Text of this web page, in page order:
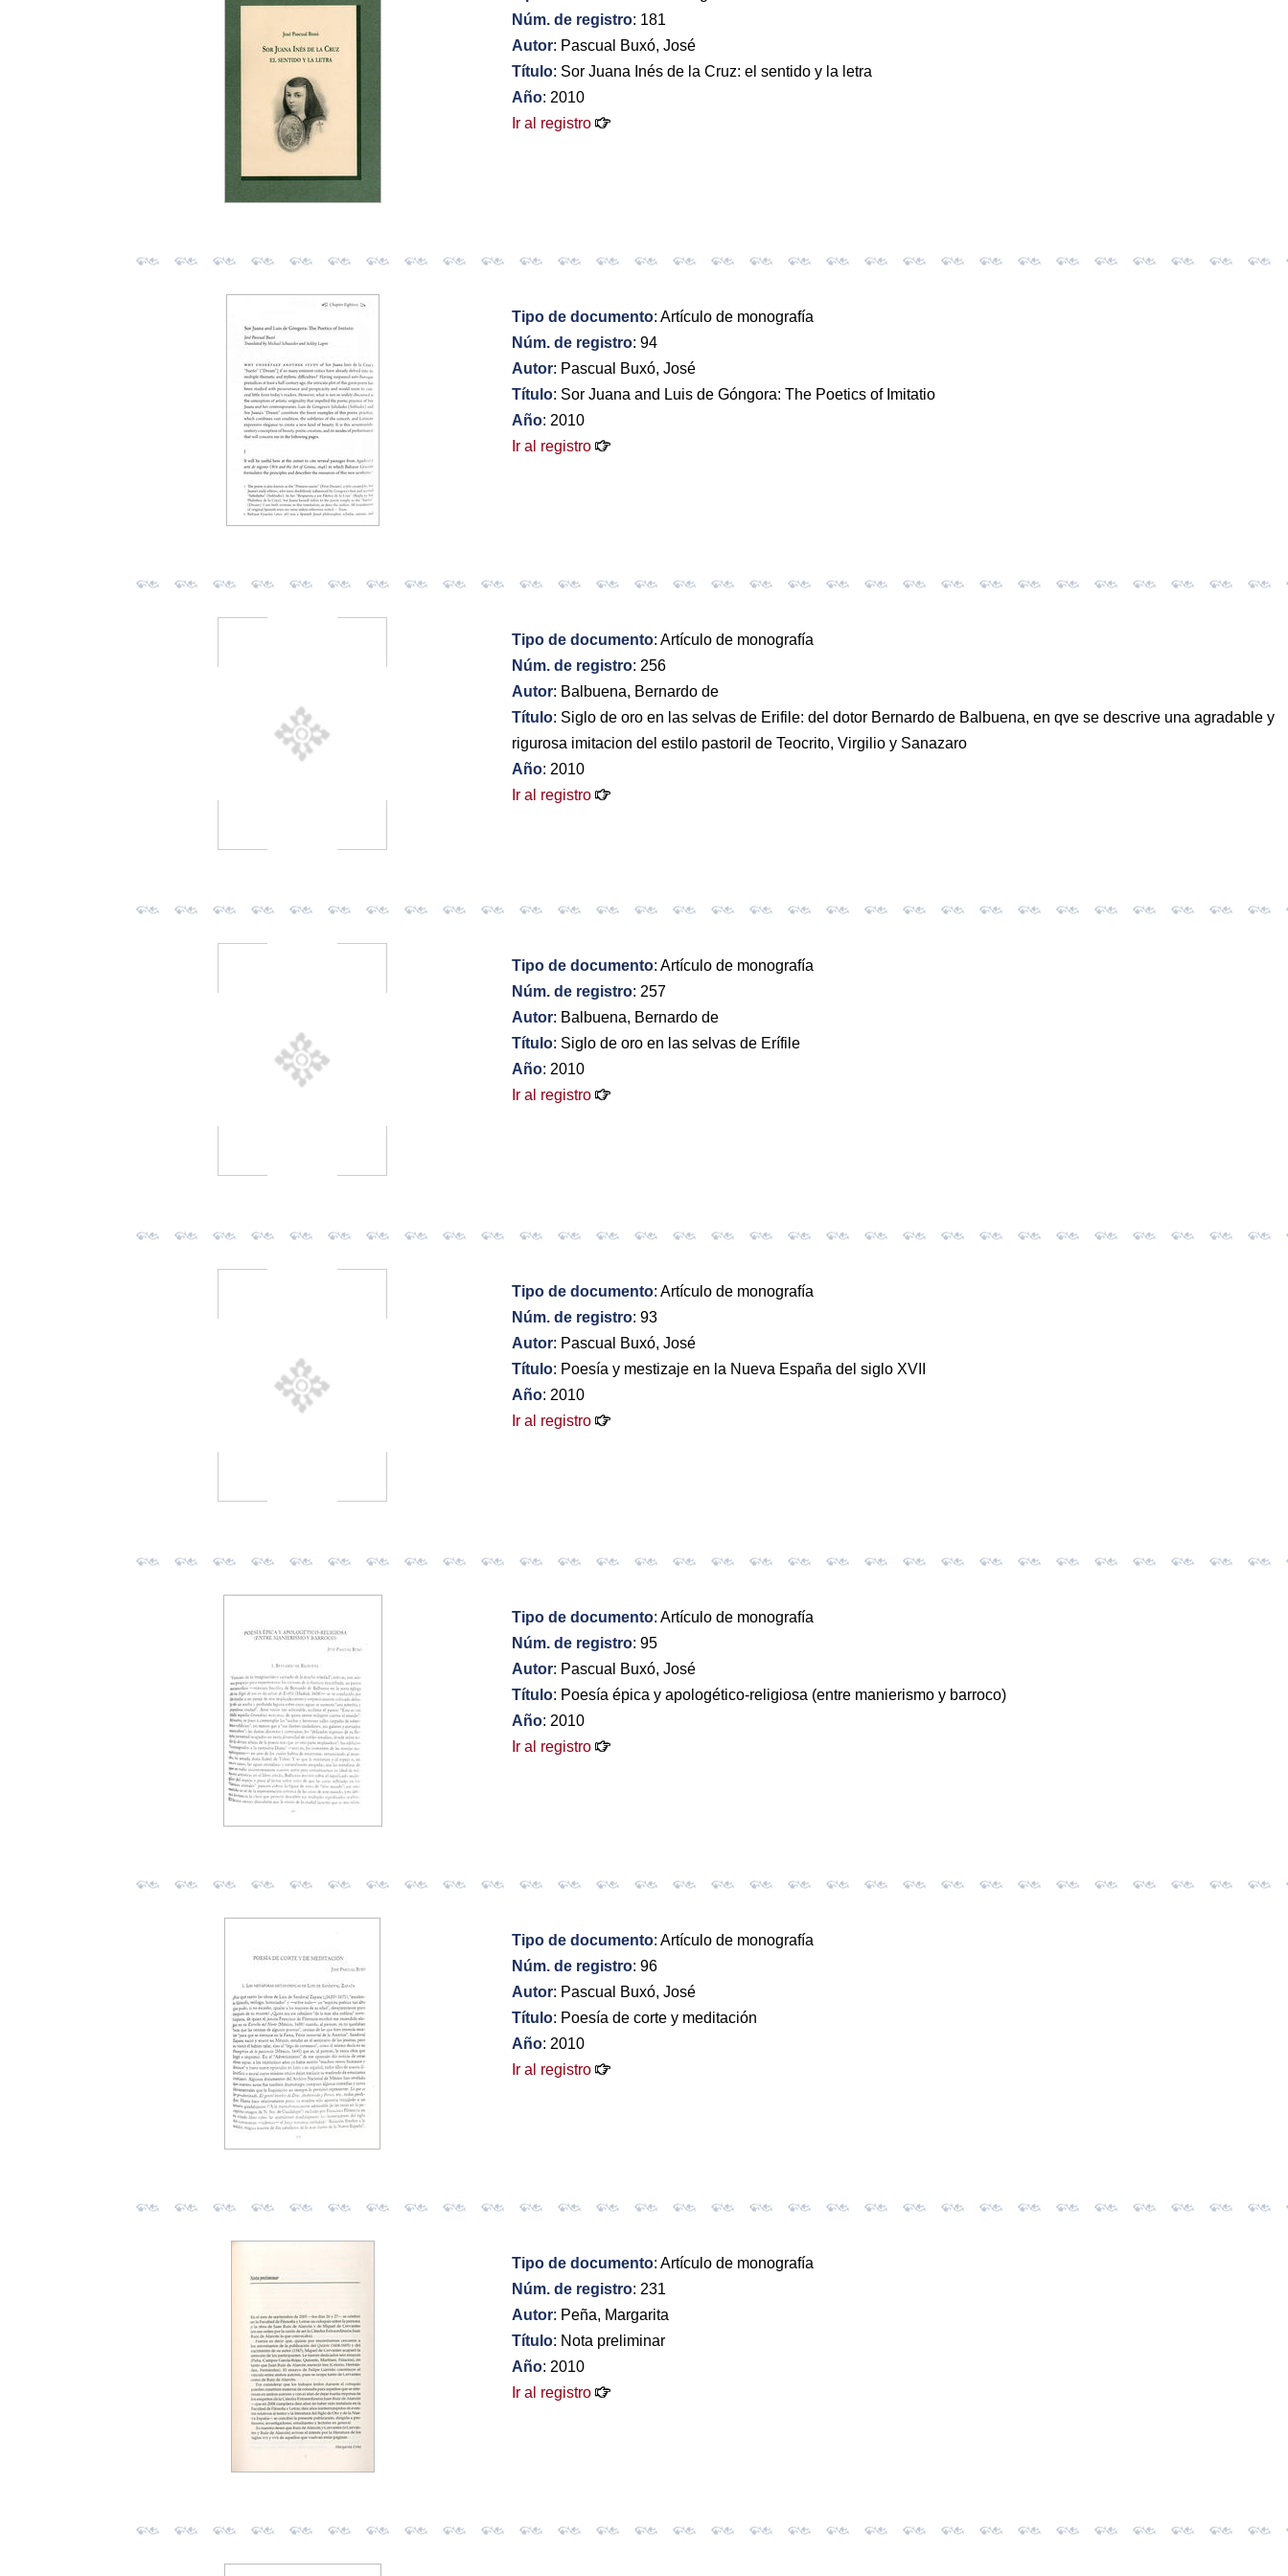
Núm. de registro: 181
Autor: Pascual Buxó, José
Título: Sor Juana Inés de la Cruz: el sentido y la letra
Año: 2010
Ir al registro
Tipo de documento: Artículo de monografía
Núm. de registro: 94
Autor: Pascual Buxó, José
Título: Sor Juana and Luis de Góngora: The Poetics of Imitatio
Año: 2010
Ir al registro
Tipo de documento: Artículo de monografía
Núm. de registro: 256
Autor: Balbuena, Bernardo de
Título: Siglo de oro en las selvas de Erifile: del dotor Bernardo de Balbuena, en qve se descrive una agradable y
rigurosa imitacion del estilo pastoril de Teocrito, Virgilio y Sanazaro
Año: 2010
Ir al registro
Tipo de documento: Artículo de monografía
Núm. de registro: 257
Autor: Balbuena, Bernardo de
Título: Siglo de oro en las selvas de Erífile
Año: 2010
Ir al registro
Tipo de documento: Artículo de monografía
Núm. de registro: 93
Autor: Pascual Buxó, José
Título: Poesía y mestizaje en la Nueva España del siglo XVII
Año: 2010
Ir al registro
Tipo de documento: Artículo de monografía
Núm. de registro: 95
Autor: Pascual Buxó, José
Título: Poesía épica y apologético-religiosa (entre manierismo y barroco)
Año: 2010
Ir al registro
Tipo de documento: Artículo de monografía
Núm. de registro: 96
Autor: Pascual Buxó, José
Título: Poesía de corte y meditación
Año: 2010
Ir al registro
Tipo de documento: Artículo de monografía
Núm. de registro: 231
Autor: Peña, Margarita
Título: Nota preliminar
Año: 2010
Ir al registro